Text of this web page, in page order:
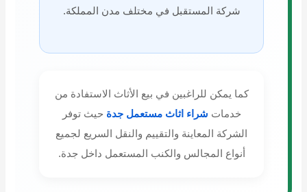
شركة المستقبل في مختلف مدن المملكة.
كما يمكن للراغبين في بيع الأثاث الاستفادة من
خدمات شراء اثاث مستعمل جدة حيث توفر
الشركة المعاينة والتقييم والنقل السريع لجميع
أنواع المجالس والكنب المستعمل داخل جدة.